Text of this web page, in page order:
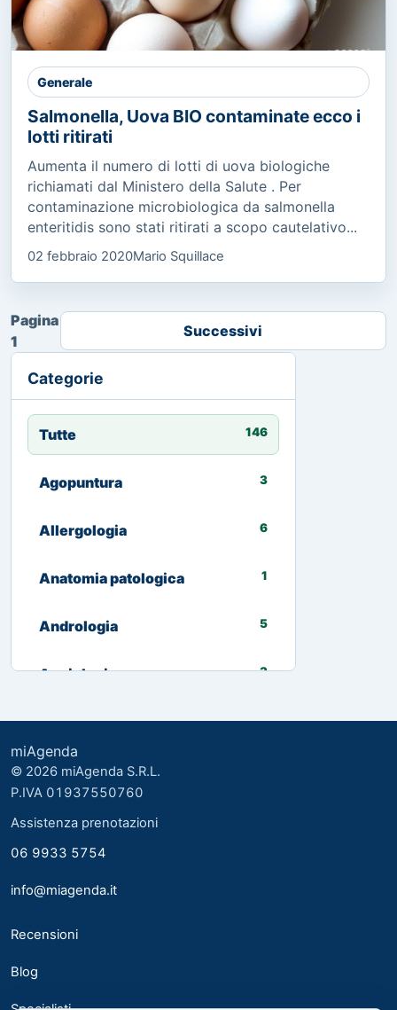
Categorie
Tutte 146
Agopuntura 3
Allergologia 6
Anatomia patologica 1
Andrologia 5
Angiologia 3
Biologo nutrizionista 13
Cardiologia
Chirurgia Generale
6
Generale
Salmonella, Uova BIO contaminate ecco i
lotti ritirati
Aumenta il numero di lotti di uova biologiche
richiamati dal Ministero della Salute . Per
contaminazione microbiologica da salmonella
enteritidis sono stati ritirati a scopo cautelativo...
02 febbraio 2020Mario Squillace
Pagina
1
Successivi
miAgenda
© 2026 miAgenda S.R.L.
P.IVA 01937550760
Assistenza prenotazioni
06 9933 5754
info@miagenda.it
Recensioni
Blog